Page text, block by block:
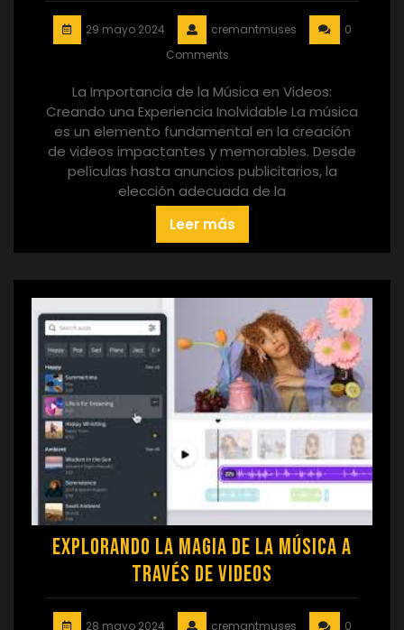
29 mayo 2024 cremantmuses
0
Comments
La Importancia de la Música en Videos:
Creando una Experiencia Inolvidable La música
es un elemento fundamental en la creación
de videos impactantes y memorables. Desde
películas hasta anuncios publicitarios, la
elección adecuada de la
Leer más
Explorando la Magia de la Música a
Través de Videos
28 mayo 2024 cremantmuses 0